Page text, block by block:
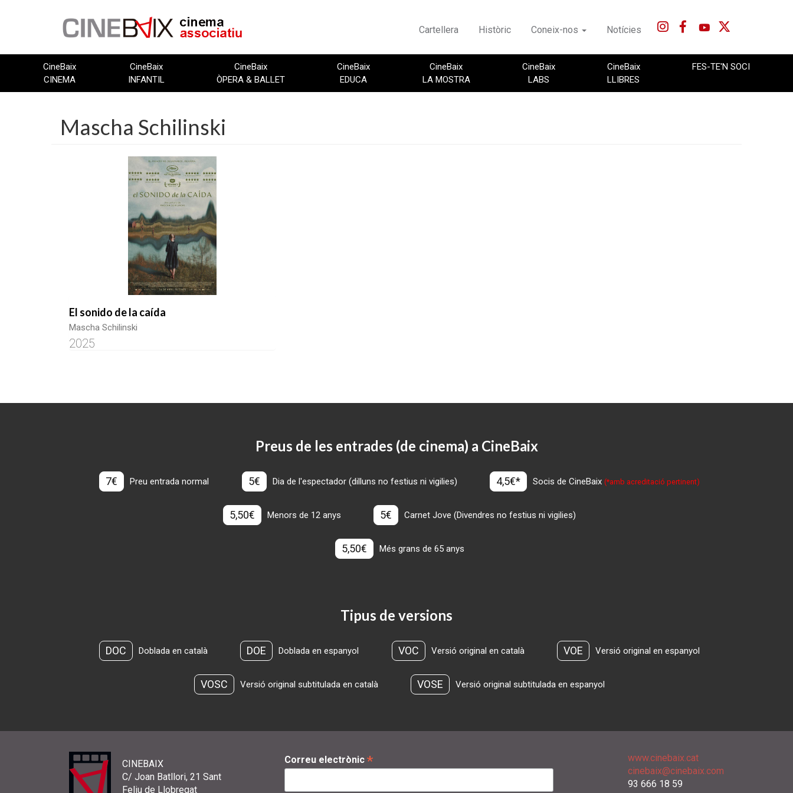
Cartellera Històric Coneix-nos Notícies
CineBaix
CINEMA
CineBaix
INFANTIL
CineBaix
ÒPERA & BALLET
CineBaix
EDUCA
CineBaix
LA MOSTRA
CineBaix
LABS
CineBaix
LLIBRES
FES-TE'N SOCI
Mascha Schilinski
El sonido de la caída
Mascha Schilinski
2025
Preus de les entrades (de cinema) a CineBaix
7€ Preu entrada normal 5€ Dia de l'espectador (dilluns no festius ni vigilies) 4,5€* Socis de CineBaix(*amb acreditació pertinent)
5,50€ Menors de 12 anys 5€ Carnet Jove (Divendres no festius ni vigilies)
5,50€ Més grans de 65 anys
Tipus de versions
DOC Doblada en català DOE Doblada en espanyol VOC Versió original en català VOE Versió original en espanyol
VOSC Versió original subtitulada en català VOSE Versió original subtitulada en espanyol
CINEBAIX
C/ Joan Batllori, 21 Sant
Feliu de Llobregat
Correu electrònic *
www.cinebaix.cat
cinebaix@cinebaix.com
93 666 18 59